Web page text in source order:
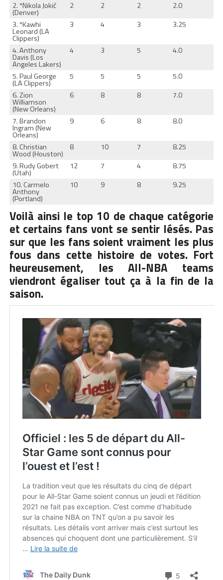
2. *Nikola Jokić
(Denver)
2 2 2
2.0
3. *Kawhi
Leonard (LA
Clippers)
3 4 3 3.25
4. Anthony
Davis (Los
Angeles Lakers)
4 3 5 4.0
5. Paul George
(LA Clippers)
5 5 5
5.0
6. Zion
Williamson
(New Orleans)
6 8 8 7.0
7. Brandon
Ingram (New
Orleans)
9 6 8 8.0
8. Christian
Wood (Houston)
8 10 7
8.25
9. Rudy Gobert
(Utah)
12 7 4
8.75
10. Carmelo
Anthony
(Portland)
10 9 8 9.25
Voilà ainsi le top 10 de chaque catégorie
et certains fans vont se sentir lésés. Pas
sur que les fans soient vraiment les plus
fous dans cette histoire de votes. Fort
heureusement, les All-NBA teams
viendront égaliser tout ça à la fin de la
saison.